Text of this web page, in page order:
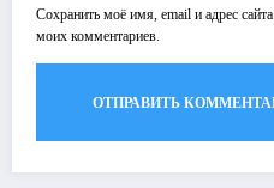
Сохранить моё имя, email и адрес
моих комментариев.